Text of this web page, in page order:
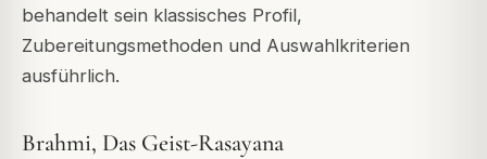
behandelt sein klassisches Profil,
Zubereitungsmethoden und Auswahlkriterien
ausführlich.
Brahmi, Das Geist-Rasayana